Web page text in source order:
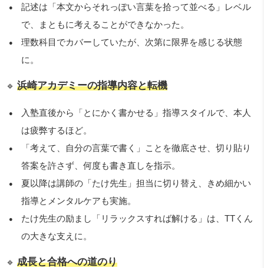
記述は「本文からそれっぽい言葉を拾って並べる」レベル
で、まともに考えることができなかった。
理数科目でカバーしていたが、次第に限界を感じる状態
に。
🔹 浜崎アカデミーの指導内容と転機
入塾直後から「とにかく書かせる」指導スタイルで、本人
は疲弊するほど。
「考えて、自分の言葉で書く」ことを徹底させ、切り貼り
答案を許さず、何度も書き直しを指示。
夏以降は講師の「たけ先生」担当に切り替え、きめ細かい
指導とメンタルケアも実施。
たけ先生の励まし「リラックスすれば解ける」は、TTくん
の大きな支えに。
🔹 成長と合格への道のり